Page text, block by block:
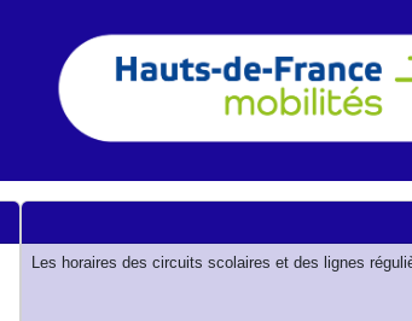
Les horaires des circuits scolaires et des lignes